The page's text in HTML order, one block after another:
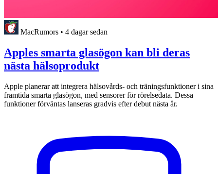
MacRumors • 4 dagar sedan
Apples smarta glasögon kan bli deras
nästa hälsoprodukt
Apple planerar att integrera hälsovårds- och träningsfunktioner i sina
framtida smarta glasögon, med sensorer för rörelsedata. Dessa
funktioner förväntas lanseras gradvis efter debut nästa år.